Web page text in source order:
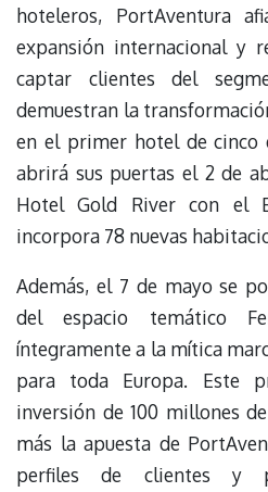
hoteleros, PortAventura
expansión internacional y
captar clientes del
demuestran la
en el primer hotel de cinco
abrirá sus puertas el 2 de
Hotel Gold River con el
incorpora 78 nuevas
Además, el 7 de mayo se
del espacio temático
íntegramente a la mítica
para toda Europa. Este
inversión de 100 millones
más la apuesta de
perfiles de clientes y